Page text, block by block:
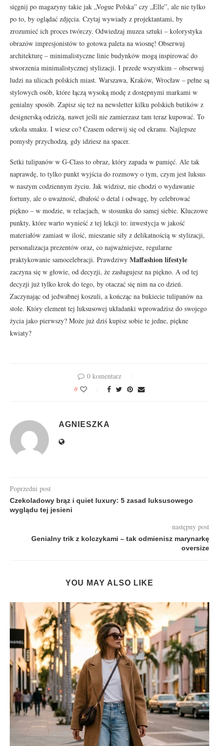
sięgnij po magazyny takie jak „Vogue Polska” czy „Elle”, ale nie tylko
po to, by oglądać zdjęcia. Czytaj wywiady z projektantami, by
zrozumieć ich proces twórczy. Odwiedzaj muzea sztuki – kolorystyka
obrazów impresjonistów to gotowa paleta na wiosnę! Obserwuj
architekturę – minimalistyczne linie budynków mogą inspirować do
stworzenia minimalistycznej stylizacji. I przede wszystkim – obserwuj
ludzi na ulicach polskich miast. Warszawa, Kraków, Wrocław – pełne są
stylowych osób, które łączą wysoką modę z dostępnymi markami w
genialny sposób. Zapisz się też na newsletter kilku polskich butików z
designerską odzieżą, nawet jeśli nie zamierzasz tam teraz kupować. To
szkoła smaku. I wiesz co? Czasem oderwij się od ekranu. Najlepsze
pomysły przychodzą, gdy idziesz na spacer.
Setki tulipanów w G-Class to obraz, który zapada w pamięć. Ale tak
naprawdę, to tylko punkt wyjścia do rozmowy o tym, czym jest luksus
w naszym codziennym życiu. Jak widzisz, nie chodzi o wydawanie
fortuny, ale o uważność, dbałość o detal i odwagę, by celebrować
piękno – w modzie, w relacjach, w stosunku do samej siebie. Kluczowe
punkty, które warto wynieść z tej lekcji to: inwestycja w jakość
materiałów zamiast w ilość, mieszanie siły z delikatnością w stylizacji,
personalizacja prezentów oraz, co najważniejsze, regularne
praktykowanie samocelebracji. Prawdziwy Maffashion lifestyle
zaczyna się w głowie, od decyzji, że zasługujesz na piękno. A od tej
decyzji już tylko krok do tego, by otaczać się nim na co dzień.
Zaczynając od jedwabnej koszuli, a kończąc na bukiecie tulipanów na
stole. Który element tej luksusowej układanki wprowadzisz do swojego
życia jako pierwszy? Może już dziś kupisz sobie te jedne, piękne
kwiaty?
0 komentarz
0
AGNIESZKA
Poprzedni post
Czekoladowy brąz i quiet luxury: 5 zasad luksusowego
wyglądu tej jesieni
następny post
Genialny trik z kolczykami – tak odmienisz marynarkę
oversize
YOU MAY ALSO LIKE